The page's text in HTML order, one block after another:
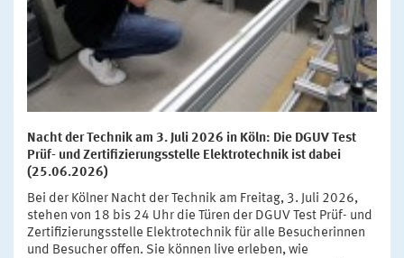
Nacht der Technik am 3. Juli 2026 in Köln: Die DGUV Test
Prüf- und Zertifizierungsstelle Elektrotechnik ist dabei
(25.06.2026)
Bei der Kölner Nacht der Technik am Freitag, 3. Juli 2026,
stehen von 18 bis 24 Uhr die Türen der DGUV Test Prüf- und
Zertifizierungsstelle Elektrotechnik für alle Besucherinnen
und Besucher offen. Sie können live erleben, wie